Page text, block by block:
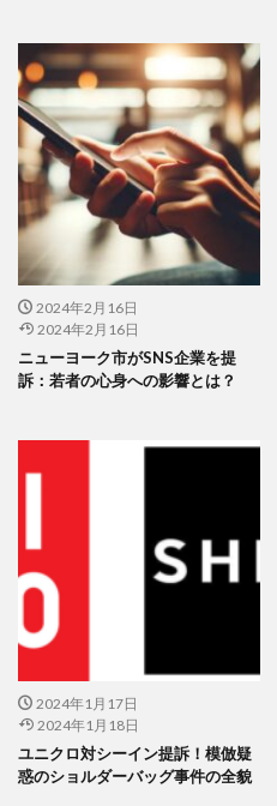
2024年2月16日
2024年2月16日
ニューヨーク市がSNS企業を提
訴：若者の心身への影響とは？
2024年1月17日
2024年1月18日
ユニクロ対シーイン提訴！模倣疑
惑のショルダーバッグ事件の全貌